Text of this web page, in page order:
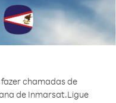
chamadas de
de Inmarsat.Ligue